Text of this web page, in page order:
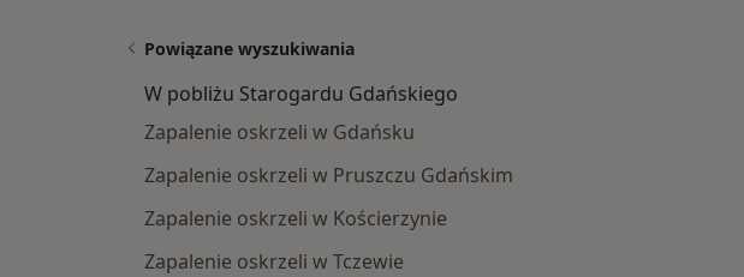
Powiązane wyszukiwania
W pobliżu Starogardu Gdańskiego
Zapalenie oskrzeli w Gdańsku
Zapalenie oskrzeli w Pruszczu Gdańskim
Zapalenie oskrzeli w Kościerzynie
Zapalenie oskrzeli w Tczewie